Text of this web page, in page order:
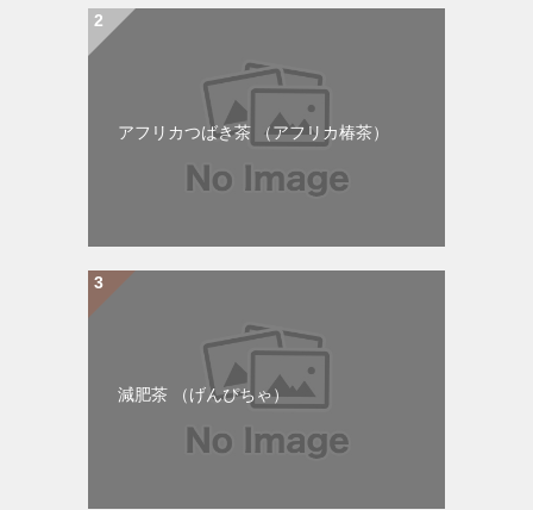
アフリカつばき茶 （アフリカ椿茶）
減肥茶 （げんぴちゃ）